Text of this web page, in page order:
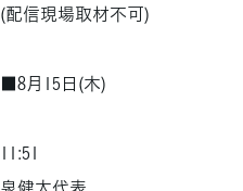
(配信現場取材不可)
■8月15日(木)
11:51